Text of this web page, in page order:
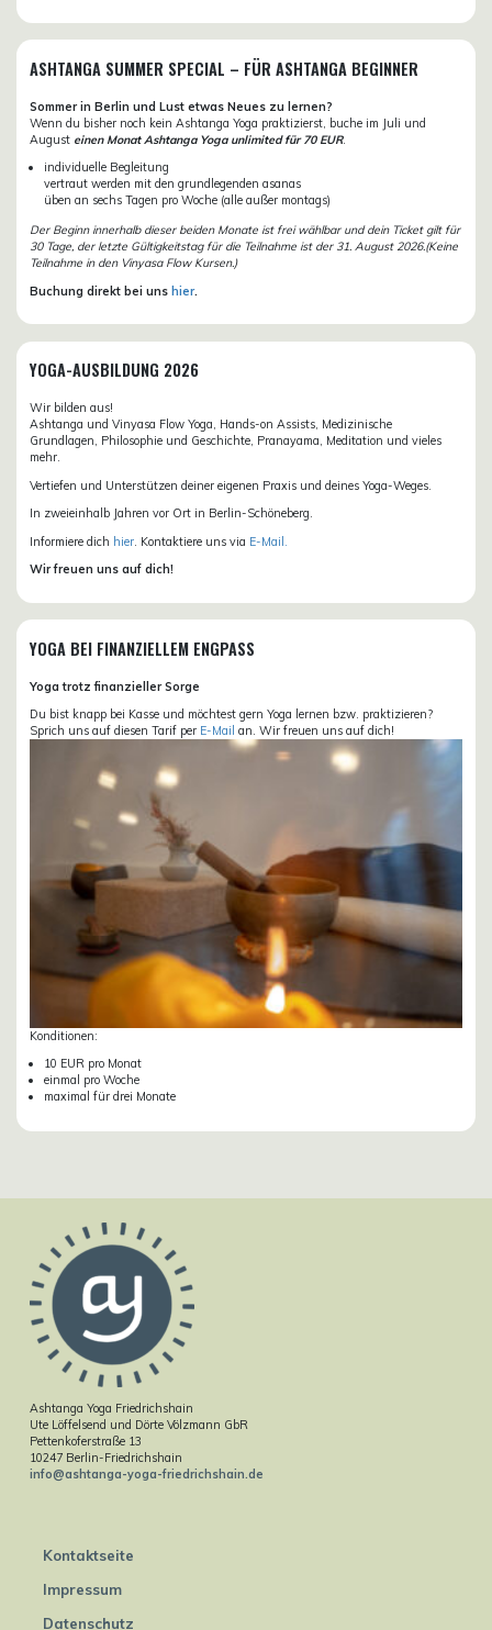
ASHTANGA SUMMER SPECIAL – FÜR ASHTANGA BEGINNER
Sommer in Berlin und Lust etwas Neues zu lernen?
Wenn du bisher noch kein Ashtanga Yoga praktizierst, buche im Juli und
August einen Monat Ashtanga Yoga unlimited für 70 EUR.
individuelle Begleitung
vertraut werden mit den grundlegenden asanas
üben an sechs Tagen pro Woche (alle außer montags)
Der Beginn innerhalb dieser beiden Monate ist frei wählbar und dein Ticket gilt für
30 Tage, der letzte Gültigkeitstag für die Teilnahme ist der 31. August 2026.(Keine
Teilnahme in den Vinyasa Flow Kursen.)
Buchung direkt bei uns hier.
YOGA-AUSBILDUNG 2026
Wir bilden aus!
Ashtanga und Vinyasa Flow Yoga, Hands-on Assists, Medizinische
Grundlagen, Philosophie und Geschichte, Pranayama, Meditation und vieles
mehr.
Vertiefen und Unterstützen deiner eigenen Praxis und deines Yoga-Weges.
In zweieinhalb Jahren vor Ort in Berlin-Schöneberg.
Informiere dich hier . Kontaktiere uns via E-Mail.
Wir freuen uns auf dich!
YOGA BEI FINANZIELLEM ENGPASS
Yoga trotz finanzieller Sorge
Du bist knapp bei Kasse und möchtest gern Yoga lernen bzw. praktizieren?
Sprich uns auf diesen Tarif per E-Mail an. Wir freuen uns auf dich!
Konditionen:
10 EUR pro Monat
einmal pro Woche
maximal für drei Monate
Ashtanga Yoga Friedrichshain
Ute Löffelsend und Dörte Völzmann GbR
Pettenkoferstraße 13
10247 Berlin-Friedrichshain
info@ashtanga-yoga-friedrichshain.de
Kontaktseite
Impressum
Datenschutz